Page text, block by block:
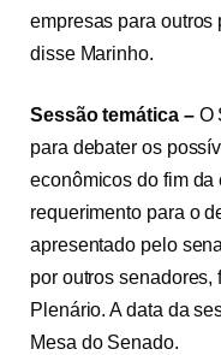
empresas para outros
disse Marinho.
Sessão temática – O
para debater os
econômicos do fim da
requerimento para o
apresentado pelo
por outros senadores,
Plenário. A data da
Mesa do Senado.